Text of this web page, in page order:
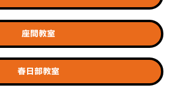
座間教室
春日部教室